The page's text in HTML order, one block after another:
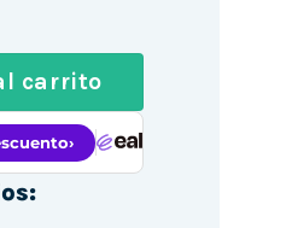
carrito